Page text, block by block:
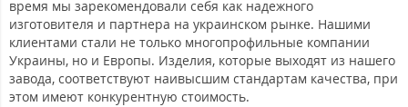
время мы зарекомендовали себя как надежного
изготовителя и партнера на украинском рынке. Нашими
клиентами стали не только многопрофильные компании
Украины, но и Европы. Изделия, которые выходят из нашего
завода, соответствуют наивысшим стандартам качества, при
этом имеют конкурентную стоимость.